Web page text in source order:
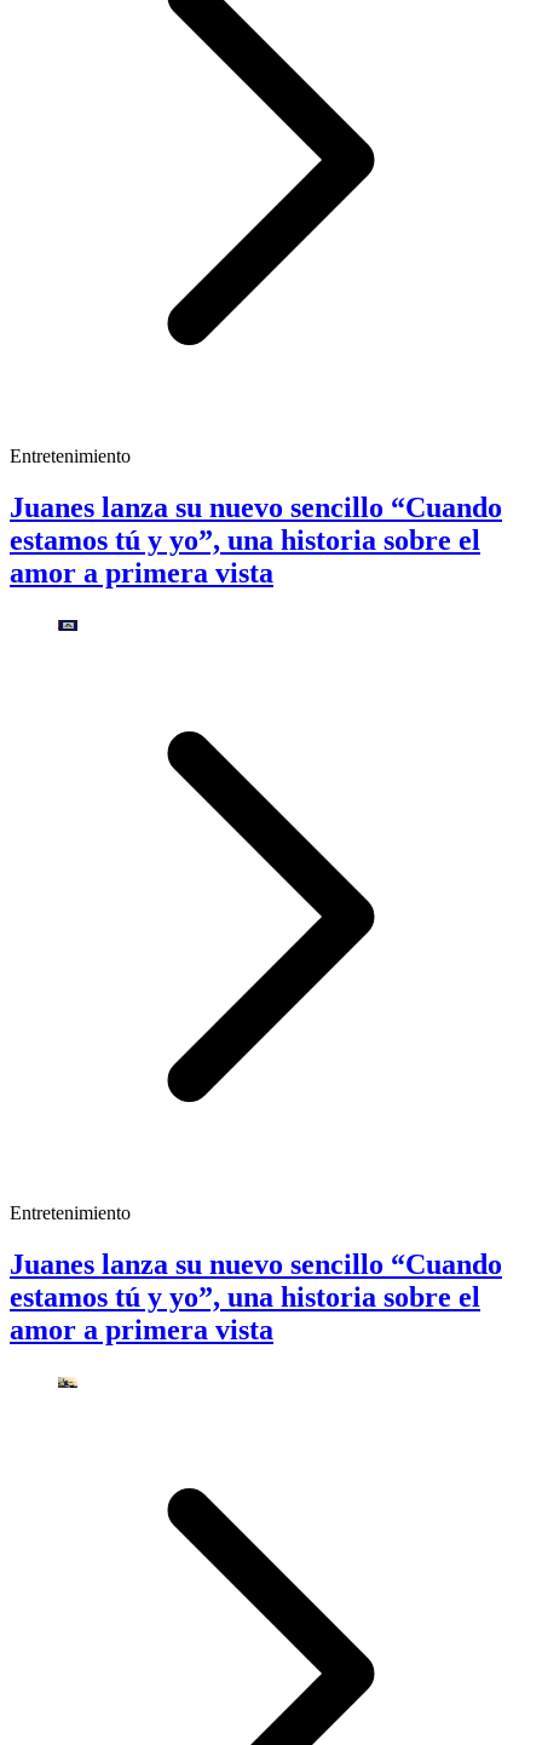
Entretenimiento
Juanes lanza su nuevo sencillo “Cuando
estamos tú y yo”, una historia sobre el
amor a primera vista
Entretenimiento
Juanes lanza su nuevo sencillo “Cuando
estamos tú y yo”, una historia sobre el
amor a primera vista